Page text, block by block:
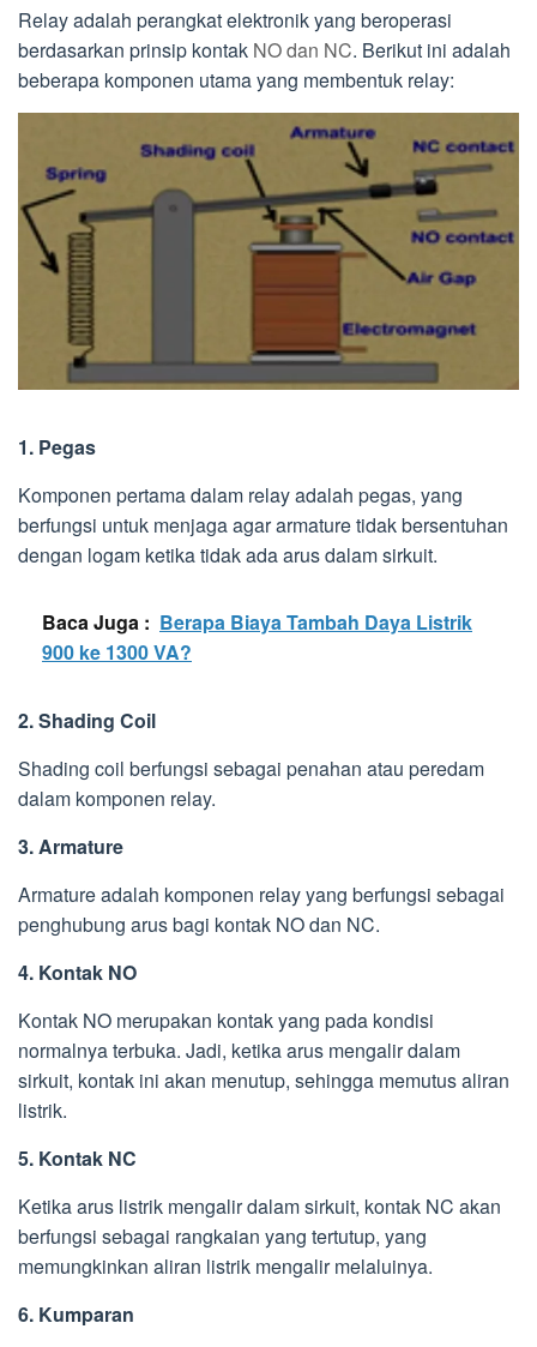
Relay adalah perangkat elektronik yang beroperasi
berdasarkan prinsip kontak NO dan NC. Berikut ini adalah
beberapa komponen utama yang membentuk relay:
1. Pegas
Komponen pertama dalam relay adalah pegas, yang
berfungsi untuk menjaga agar armature tidak bersentuhan
dengan logam ketika tidak ada arus dalam sirkuit.
Baca Juga : Berapa Biaya Tambah Daya Listrik
900 ke 1300 VA?
2. Shading Coil
Shading coil berfungsi sebagai penahan atau peredam
dalam komponen relay.
3. Armature
Armature adalah komponen relay yang berfungsi sebagai
penghubung arus bagi kontak NO dan NC.
4. Kontak NO
Kontak NO merupakan kontak yang pada kondisi
normalnya terbuka. Jadi, ketika arus mengalir dalam
sirkuit, kontak ini akan menutup, sehingga memutus aliran
listrik.
5. Kontak NC
Ketika arus listrik mengalir dalam sirkuit, kontak NC akan
berfungsi sebagai rangkaian yang tertutup, yang
memungkinkan aliran listrik mengalir melaluinya.
6. Kumparan